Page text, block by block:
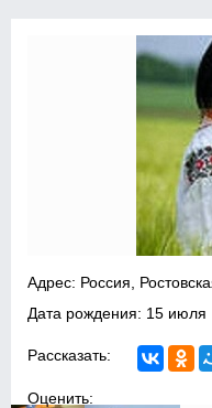
Адрес: Россия,
Дата рождения: 15 июля
Рассказать:
Оценить: